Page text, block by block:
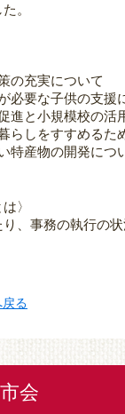
。
の充実について
必要な子供の支援
進と小規模校の活
らしをすすめるた
特産物の開発につ
〉
、事務の執行の
る
会